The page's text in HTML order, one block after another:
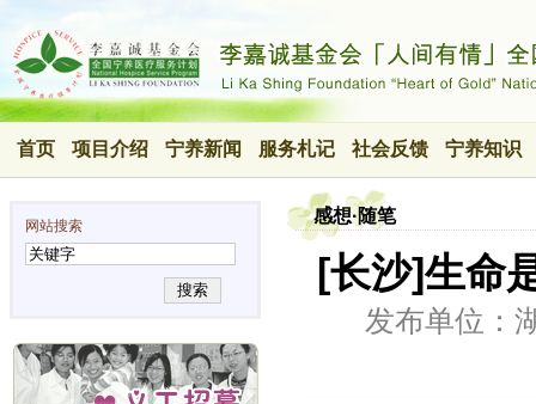
首页 项目介绍 宁养新闻 服务札记 社会反馈 宁养知识
网站搜索
搜索
感想·随笔
[长沙]生命
发布单位：